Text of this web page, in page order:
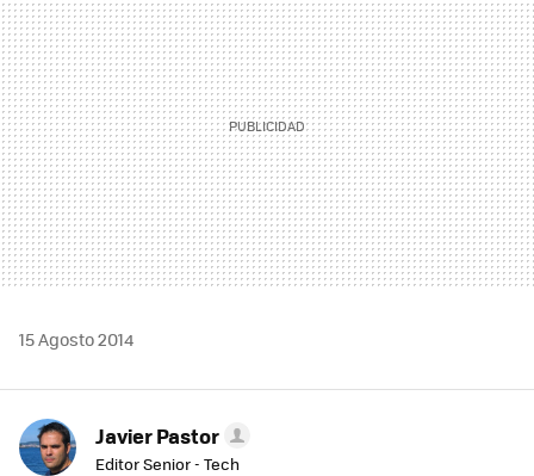
15 Agosto 2014
Javier Pastor
Editor Senior - Tech